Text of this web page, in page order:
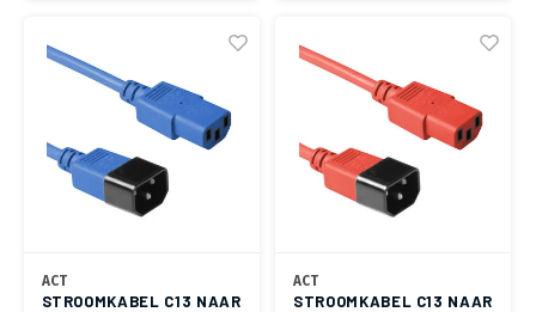
ACT
STROOMKABEL C13 NAAR
ACT
STROOMKABEL C13 NAAR